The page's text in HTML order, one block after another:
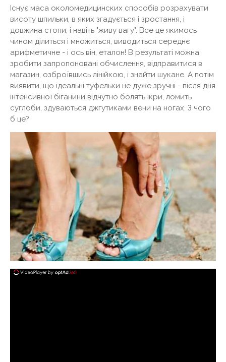
Існує маса околомедицинских способів розрахувати
висоту шпильки, в яких згадується і зростання, і
довжина стопи, і навіть "живу вагу". Все це якимось
чином ділиться і множиться, виводиться середнє
арифметичне - і ось він, еталон! В результаті можна
зробити запропоновані обчислення, відправитися в
магазин, озброївшись лінійкою, і знайти шукане. А потім
виявити, що ідеальні туфельки не дуже зручні - після дня
інтенсивної біганини відчутно болять ікри, ломить
суглоби, здуваються джгутиками вени на ногах. З чого
б це?